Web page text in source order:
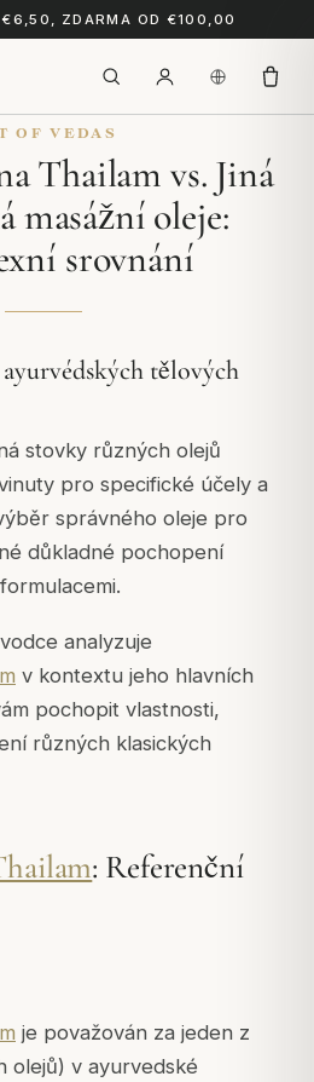
€6,50, ZDARMA OD €100,00
OF VEDAS
Thailam vs. Jiná
masážní oleje:
srovnání
tělových
stovky různých olejů
pro specifické účely a
správného oleje pro
důkladné pochopení
analyzuje
v kontextu jeho hlavních
pochopit vlastnosti,
různých klasických
: Referenční
je považován za jeden z
olejů) v ayurvedské